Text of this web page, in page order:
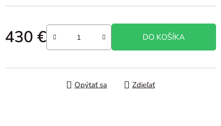
430 €
Jednotková cena:
DO KOŠÍKA
Opýtať sa Zdieľať